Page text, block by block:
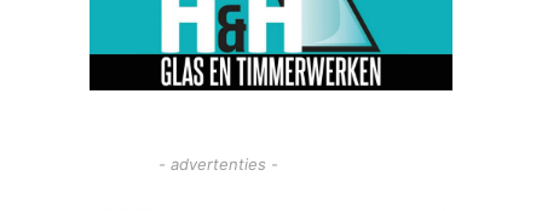
- advertenties -